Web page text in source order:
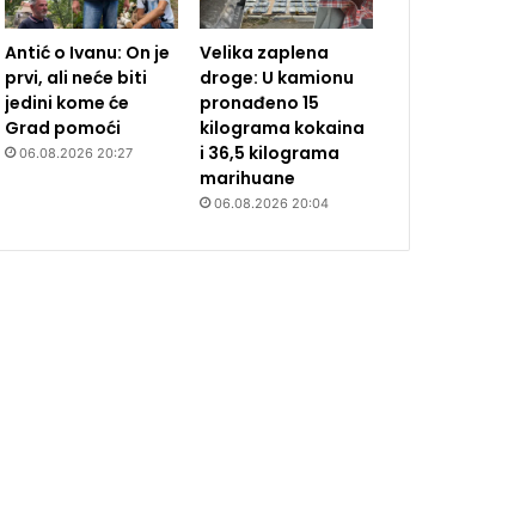
Antić o Ivanu: On je
prvi, ali neće biti
jedini kome će
Grad pomoći
06.08.2026 20:27
Velika zaplena
droge: U kamionu
pronađeno 15
kilograma kokaina
i 36,5 kilograma
marihuane
06.08.2026 20:04